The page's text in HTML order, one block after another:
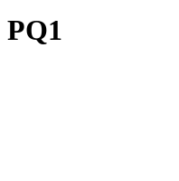
PQ1